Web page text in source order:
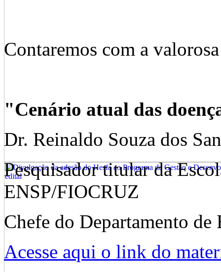
Contaremos com a
"Cenário atual das
Dr. Reinaldo Souza dos
Pesquisador titular da
ENSP/FIOCRUZ
Chefe do Departamento de
Acesse aqui o link do